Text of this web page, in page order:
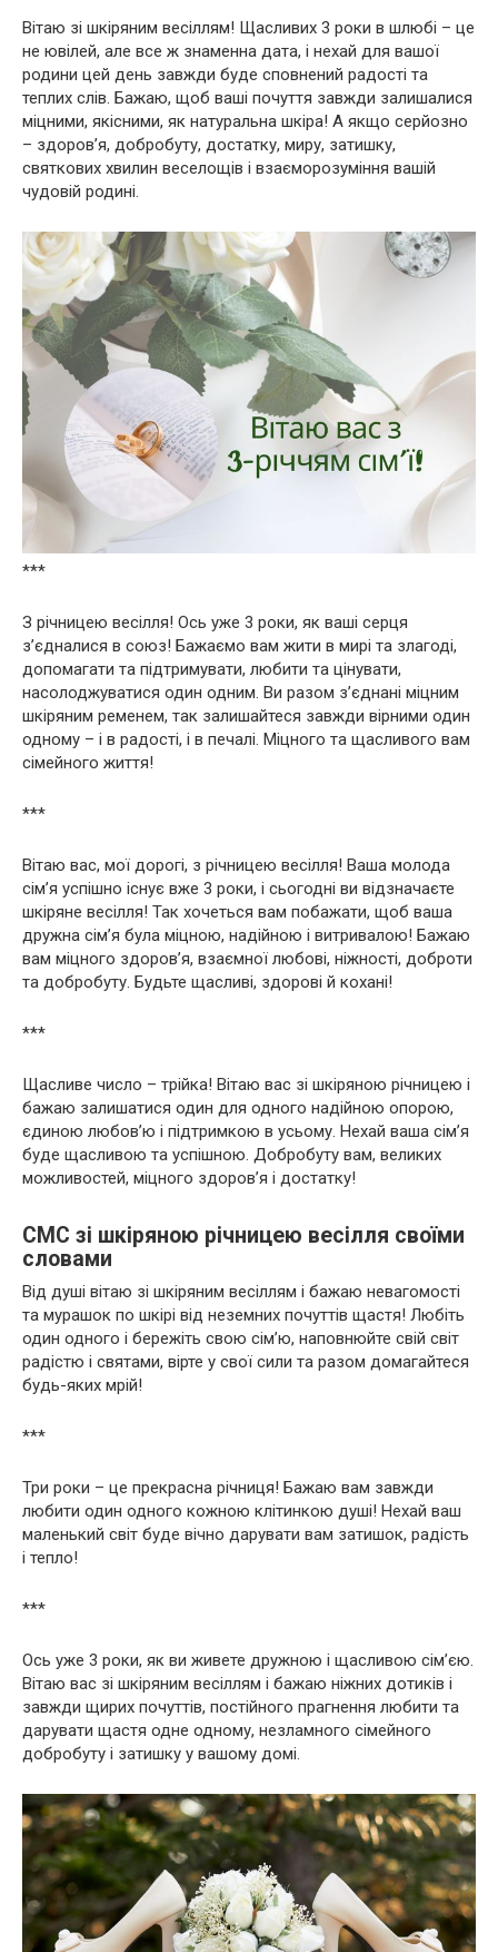
Вітаю зі шкіряним весіллям! Щасливих 3 роки в шлюбі – це
не ювілей, але все ж знаменна дата, і нехай для вашої
родини цей день завжди буде сповнений радості та
теплих слів. Бажаю, щоб ваші почуття завжди залишалися
міцними, якісними, як натуральна шкіра! А якщо серйозно
– здоров’я, добробуту, достатку, миру, затишку,
святкових хвилин веселощів і взаєморозуміння вашій
чудовій родині.
***
З річницею весілля! Ось уже 3 роки, як ваші серця
з’єдналися в союз! Бажаємо вам жити в мирі та злагоді,
допомагати та підтримувати, любити та цінувати,
насолоджуватися один одним. Ви разом з’єднані міцним
шкіряним ременем, так залишайтеся завжди вірними один
одному – і в радості, і в печалі. Міцного та щасливого ​​вам
сімейного життя!
***
Вітаю вас, мої дорогі, з річницею весілля! Ваша молода
сім’я успішно існує вже 3 роки, і сьогодні ви відзначаєте
шкіряне весілля! Так хочеться вам побажати, щоб ваша
дружна сім’я була міцною, надійною і витривалою! Бажаю
вам міцного здоров’я, взаємної любові, ніжності, доброти
та добробуту. Будьте щасливі, здорові й кохані!
***
Щасливе число – трійка! Вітаю вас зі шкіряною річницею і
бажаю залишатися один для одного надійною опорою,
єдиною любов’ю і підтримкою в усьому. Нехай ваша сім’я
буде щасливою та успішною. Добробуту вам, великих
можливостей, міцного здоров’я і достатку!
СМС зі шкіряною річницею весілля своїми
словами
Від душі вітаю зі шкіряним весіллям і бажаю невагомості
та мурашок по шкірі від неземних почуттів щастя! Любіть
один одного і бережіть свою сім’ю, наповнюйте свій світ
радістю і святами, вірте у свої сили та разом домагайтеся
будь-яких мрій!
***
Три роки – це прекрасна річниця! Бажаю вам завжди
любити один одного кожною клітинкою душі! Нехай ваш
маленький світ буде вічно дарувати вам затишок, радість
і тепло!
***
Ось уже 3 роки, як ви живете дружною і щасливою сім’єю.
Вітаю вас зі шкіряним весіллям і бажаю ніжних дотиків і
завжди щирих почуттів, постійного прагнення любити та
дарувати щастя одне одному, незламного сімейного
добробуту і затишку у вашому домі.